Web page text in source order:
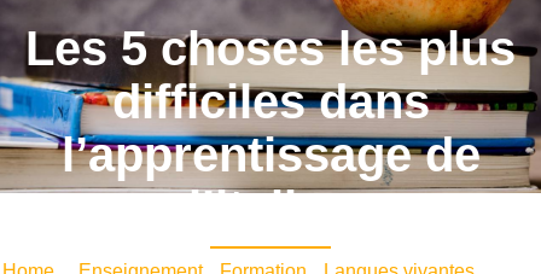
Les 5 choses les plus
difficiles dans
l’apprentissage de
l’italien